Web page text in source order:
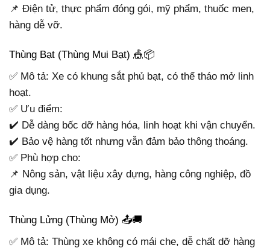
📌 Điện tử, thực phẩm đóng gói, mỹ phẩm, thuốc men,
hàng dễ vỡ.
Thùng Bạt (Thùng Mui Bạt) 🎪📦
✅ Mô tả: Xe có khung sắt phủ bạt, có thể tháo mở linh
hoạt.
✅ Ưu điểm:
✔️ Dễ dàng bốc dỡ hàng hóa, linh hoạt khi vận chuyển.
✔️ Bảo vệ hàng tốt nhưng vẫn đảm bảo thông thoáng.
✅ Phù hợp cho:
📌 Nông sản, vật liệu xây dựng, hàng công nghiệp, đồ
gia dụng.
Thùng Lửng (Thùng Mở) 📤🚚
✅ Mô tả: Thùng xe không có mái che, dễ chất dỡ hàng